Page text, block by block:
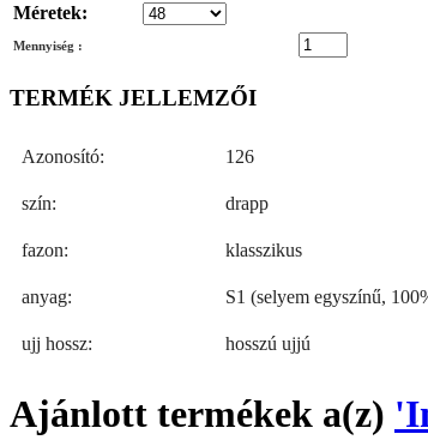
Méretek:
Mennyiség :
TERMÉK JELLEMZŐI
Azonosító: 126
szín: drapp
fazon: klasszikus
anyag: S1 (selyem egyszínű,
ujj hossz: hosszú ujjú
Ajánlott termékek a(z)